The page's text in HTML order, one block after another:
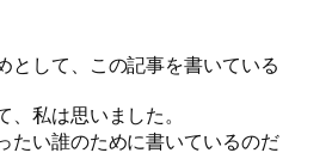
として、この記事を書いている
私は思いました。
たい誰のために書いているのだ